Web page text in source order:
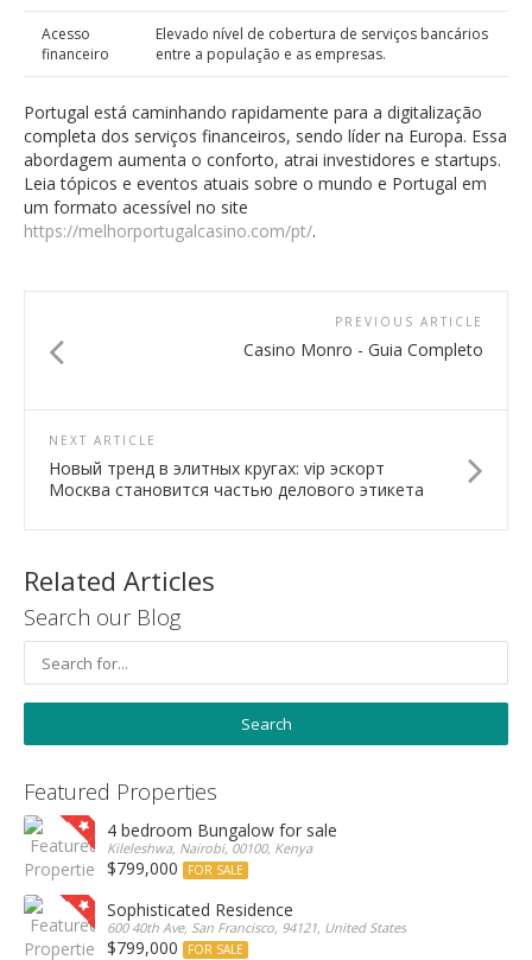
Acesso
financeiro
Elevado nível de cobertura de serviços bancários
entre a população e as empresas.
Portugal está caminhando rapidamente para a digitalização
completa dos serviços financeiros, sendo líder na Europa. Essa
abordagem aumenta o conforto, atrai investidores e startups.
Leia tópicos e eventos atuais sobre o mundo e Portugal em
um formato acessível no site
https://melhorportugalcasino.com/pt/.
PREVIOUS ARTICLE
Casino Monro - Guia Completo
NEXT ARTICLE
Новый тренд в элитных кругах: vip эскорт
Москва становится частью делового этикета
Related Articles
Search our Blog
Featured Properties
4 bedroom Bungalow for sale
Kileleshwa, Nairobi, 00100, Kenya
$799,000 FOR SALE
Sophisticated Residence
600 40th Ave, San Francisco, 94121, United States
$799,000 FOR SALE